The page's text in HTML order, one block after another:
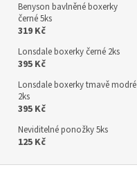
Benyson bavlněné boxerky
černé 5ks
319 Kč
Lonsdale boxerky černé 2ks
395 Kč
Lonsdale boxerky tmavě modré
2ks
395 Kč
Neviditelné ponožky 5ks
125 Kč